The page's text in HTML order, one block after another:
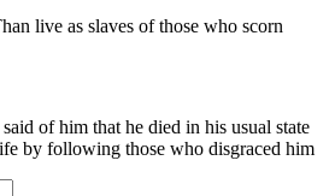
live as slaves of those who scorn
of him that he died in his usual state
by following those who disgraced him